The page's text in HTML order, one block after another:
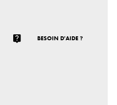
BESOIN D'AIDE ?